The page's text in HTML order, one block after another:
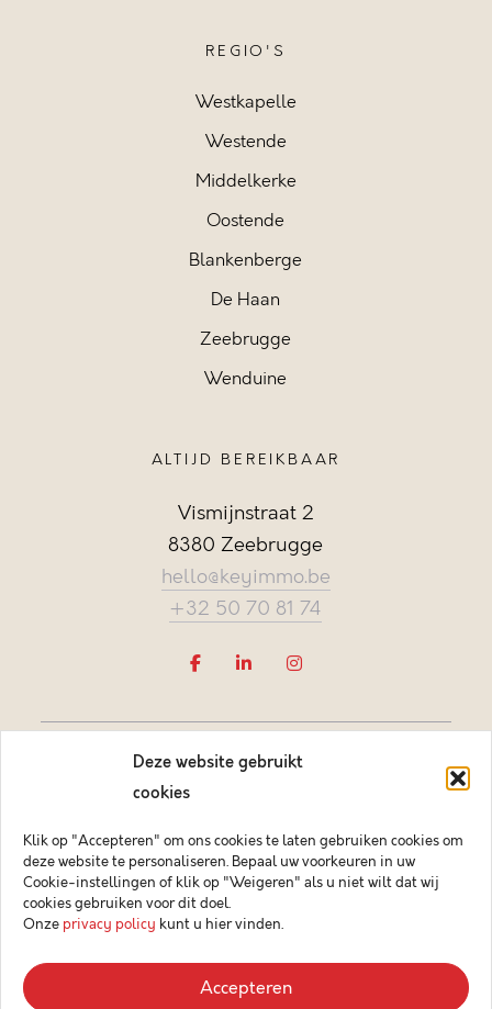
Deze website gebruikt
cookies
Klik op "Accepteren" om ons cookies te laten gebruiken cookies om
deze website te personaliseren. Bepaal uw voorkeuren in uw
Cookie-instellingen of klik op "Weigeren" als u niet wilt dat wij
cookies gebruiken voor dit doel.
Onze privacy policy kunt u hier vinden.
Accepteren
REGIO'S
Westkapelle
Westende
Middelkerke
Oostende
Blankenberge
De Haan
Zeebrugge
Wenduine
ALTIJD BEREIKBAAR
Vismijnstraat 2
8380 Zeebrugge
hello@keyimmo.be
+32 50 70 81 74
Vastgoedmakelaar-bemiddelaar BIV België BIV 505084
Ondernemingsnummer BTW-BE 0878.744.081 BA &
borgstelling via NV AXA Belgium (polisnr. 730.390.160)
© 2026 Key Immo
Disclaimer